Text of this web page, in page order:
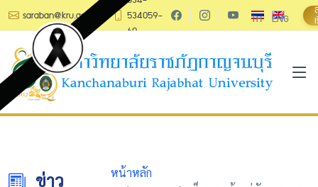
saraban@kru.ac.th
534059-
60
TH ENG
ข่าว
หน้าหลัก